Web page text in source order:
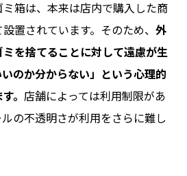
箱は、本来は店内で購入した商
置されています。そのため、 外
を捨てることに対して遠慮が生
のか分からない」という心理的
。 店舗によっては利用制限があ
の不透明さが利用をさらに難し